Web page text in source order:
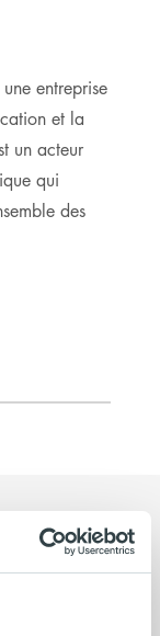
entreprise
et la
un acteur
qui
des